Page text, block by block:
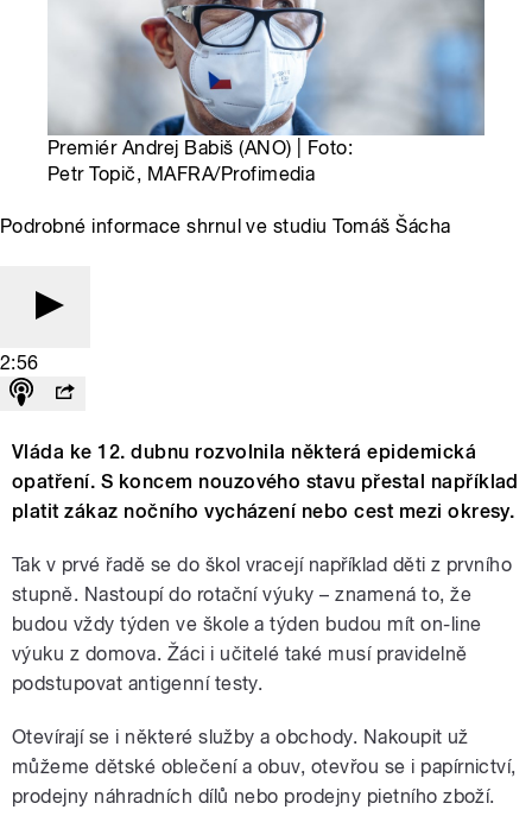
Premiér Andrej Babiš (ANO) | Foto:
Petr Topič, MAFRA/Profimedia
Podrobné informace shrnul ve studiu Tomáš Šácha
2:56
Vláda ke 12. dubnu rozvolnila některá epidemická
opatření. S koncem nouzového stavu přestal například
platit zákaz nočního vycházení nebo cest mezi okresy.
Tak v prvé řadě se do škol vracejí například děti z prvního
stupně. Nastoupí do rotační výuky – znamená to, že
budou vždy týden ve škole a týden budou mít on-line
výuku z domova. Žáci i učitelé také musí pravidelně
podstupovat antigenní testy.
Otevírají se i některé služby a obchody. Nakoupit už
můžeme dětské oblečení a obuv, otevřou se i papírnictví,
prodejny náhradních dílů nebo prodejny pietního zboží.